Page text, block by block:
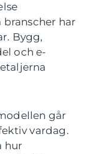
branscher har
Bygg,
och e-
går
vardag.
hur